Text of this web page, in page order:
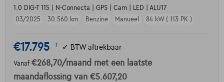
1.0 DIG-T 115 | N-Connecta | GPS | Cam | LED | ALU17
03/2025
30.560 km Benzine Manueel 84 kW ( 113 PK )
€17.795 1 ✓ BTW aftrekbaar
Vanaf €268,70/maand met een laatste
maandaflossing van €5.607,20